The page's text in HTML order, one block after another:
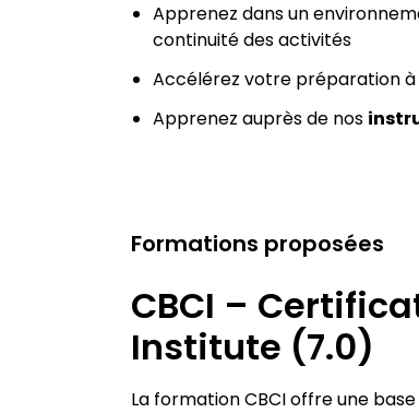
Apprenez dans un
continuité des activités
Accélérez votre préparation
Apprenez auprès de nos
Formations proposées
CBCI –
Institute (7.0)
La formation CBCI offre une